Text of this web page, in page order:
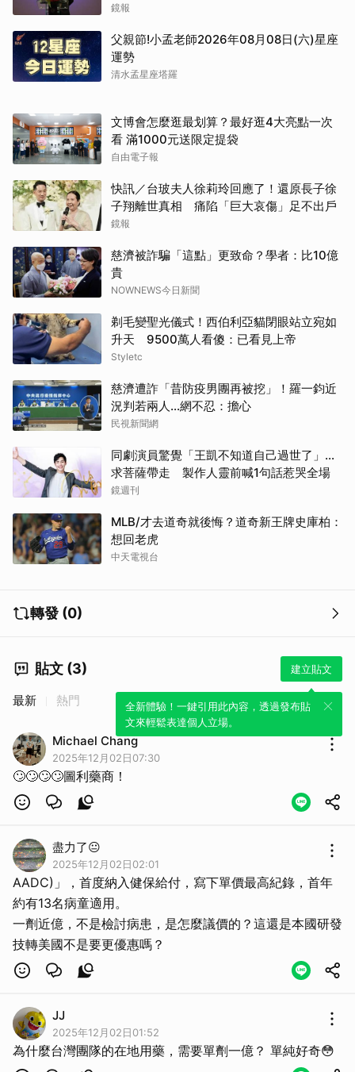
網絡
鏡報
父親節!小孟老師2026年08月08日(六)星座
運勢
清水孟星座塔羅
文博會怎麼逛最划算？最好逛4大亮點一次
看 滿1000元送限定提袋
自由電子報
快訊／台玻夫人徐莉玲回應了！還原長子徐
子翔離世真相 痛陷「巨大哀傷」足不出戶
鏡報
慈濟被詐騙「這點」更致命？學者：比10億
貴
NOWNEWS今日新聞
剃毛變聖光儀式！西伯利亞貓閉眼站立宛如
升天 9500萬人看傻：已看見上帝
Styletc
慈濟遭詐「昔防疫男團再被挖」！羅一鈞近
況判若兩人…網不忍：擔心
民視新聞網
同劇演員驚覺「王凱不知道自己過世了」...
求菩薩帶走 製作人靈前喊1句話惹哭全場
鏡週刊
MLB/才去道奇就後悔？道奇新王牌史庫柏：
想回老虎
中天電視台
轉發 (0)
貼文 (3) 建立貼文
全新體驗！一鍵引用此內容，透過發布貼
文來輕鬆表達個人立場。
最新 熱門
Michael Chang
2025年12月02日07:30
🙄🙄🙄🙄圖利藥商！
盡力了😐
2025年12月02日02:01
AADC)」，首度納入健保給付，寫下單價最高紀錄，首年
約有13名病童適用。
一劑近億，不是檢討病患，是怎麼議價的？這還是本國研發
技轉美國不是要更優惠嗎？
JJ
2025年12月02日01:52
為什麼台灣團隊的在地用藥，需要單劑一億？ 單純好奇😳